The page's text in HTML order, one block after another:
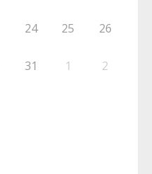
24 25 26
31 1 2